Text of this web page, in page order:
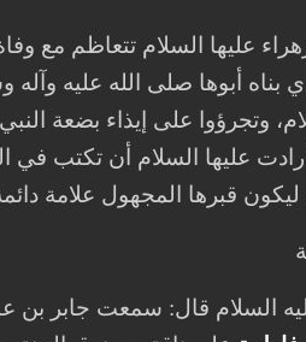
عليها السلام تتعاظم مع
بناه أبوها صلى الله عليه
وتجرؤوا على إيذاء بضعة
عليها السلام أن تكتب
ليكون قبرها المجهول علامة
السلام قال: سمعت جابر بن